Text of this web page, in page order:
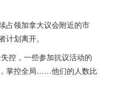
占领加拿大议会附近的市
计划离开。
控，一些参加抗议活动的
掌控全局……他们的人数比